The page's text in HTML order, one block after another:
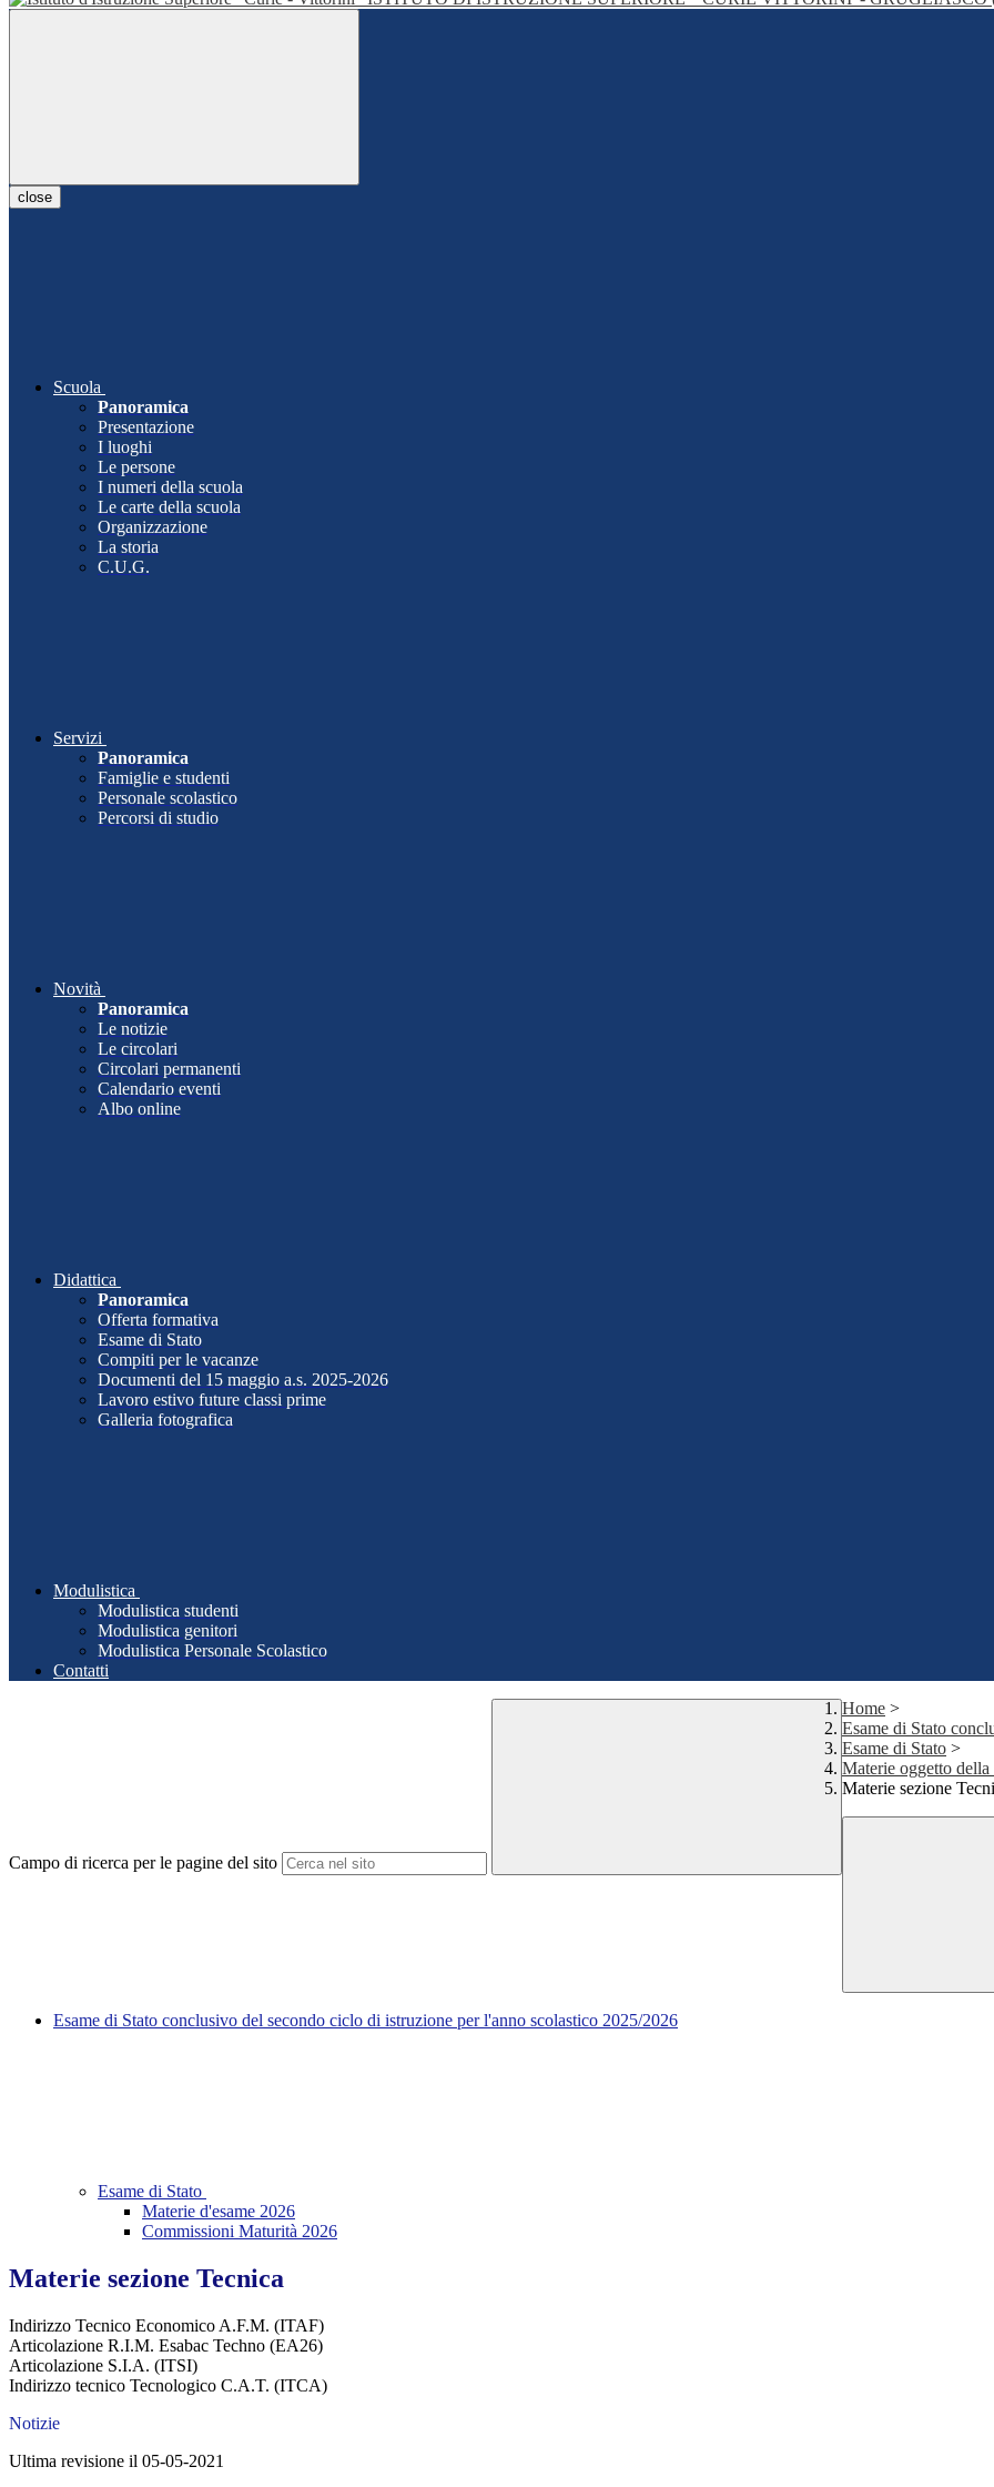
close
Scuola
Panoramica
Presentazione
I luoghi
Le persone
I numeri della scuola
Le carte della scuola
Organizzazione
La storia
C.U.G.
Servizi
Panoramica
Famiglie e studenti
Personale scolastico
Percorsi di studio
Novità
Panoramica
Le notizie
Le circolari
Circolari permanenti
Calendario eventi
Albo online
Didattica
Panoramica
Offerta formativa
Esame di Stato
Compiti per le vacanze
Documenti del 15 maggio a.s. 2025-2026
Lavoro estivo future classi prime
Galleria fotografica
Modulistica
Modulistica studenti
Modulistica genitori
Modulistica Personale Scolastico
Contatti
Campo di ricerca per le pagine del sito
Home >
Esame di Stato
Esame di Stato >
Materie oggetto
Materie sezione
Esame di Stato conclusivo del secondo ciclo di istruzione per l'anno scolastico 2025/2026
Esame di Stato
Materie d'esame 2026
Commissioni Maturità 2026
Materie sezione Tecnica
Indirizzo Tecnico Economico A.F.M. (ITAF)
Articolazione R.I.M. Esabac Techno (EA26)
Articolazione S.I.A. (ITSI)
Indirizzo tecnico Tecnologico C.A.T. (ITCA)
Notizie
Ultima revisione il 05-05-2021